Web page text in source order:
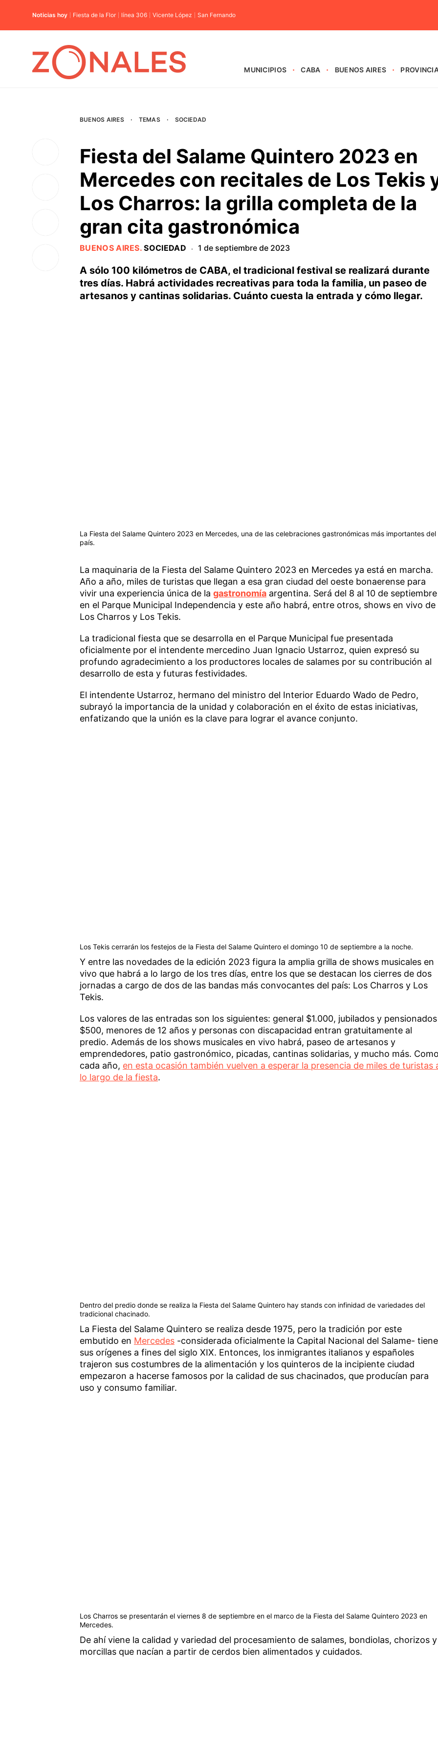
Noticias hoy Fiesta de la Flor línea 306 Vicente López San Fernando
MUNICIPIOS CABA BUENOS AIRES
BUENOS AIRES · TEMAS · SOCIEDAD
Fiesta del Salame Quintero 2023 en
Mercedes con recitales de Los Tekis
Los Charros: la grilla completa de la
gran cita gastronómica
BUENOS AIRES.SOCIEDAD · 1 de septiembre de 2023
A sólo 100 kilómetros de CABA, el tradicional festival se realizará durante
tres días. Habrá actividades recreativas para toda la familia, un paseo de
artesanos y cantinas solidarias. Cuánto cuesta la entrada y cómo llegar.
La Fiesta del Salame Quintero 2023 en Mercedes, una de las celebraciones gastronómicas más importantes del
país.
La maquinaria de la Fiesta del Salame Quintero 2023 en Mercedes ya está en marcha.
Año a año, miles de turistas que llegan a esa gran ciudad del oeste bonaerense para
vivir una experiencia única de la gastronomíaargentina. Será del 8 al 10 de septiembre
en el Parque Municipal Independencia y este año habrá, entre otros, shows en vivo de
Los Charros y Los Tekis.
La tradicional fiesta que se desarrolla en el Parque Municipal fue presentada
oficialmente por el intendente mercedino Juan Ignacio Ustarroz, quien expresó su
profundo agradecimiento a los productores locales de salames por su contribución al
desarrollo de esta y futuras festividades.
El intendente Ustarroz, hermano del ministro del Interior Eduardo Wado de Pedro,
subrayó la importancia de la unidad y colaboración en el éxito de estas iniciativas,
enfatizando que la unión es la clave para lograr el avance conjunto.
Los Tekis cerrarán los festejos de la Fiesta del Salame Quintero el domingo 10 de septiembre a la noche.
Y entre las novedades de la edición 2023 figura la amplia grilla de shows musicales en
vivo que habrá a lo largo de los tres días, entre los que se destacan los cierres de dos
jornadas a cargo de dos de las bandas más convocantes del país: Los Charros y Los
Tekis.
Los valores de las entradas son los siguientes: general $1.000, jubilados y pensionados
$500, menores de 12 años y personas con discapacidad entran gratuitamente al
predio. Además de los shows musicales en vivo habrá, paseo de artesanos y
emprendedores, patio gastronómico, picadas, cantinas solidarias, y mucho más.
cada año, en esta ocasión también vuelven a esperar la presencia de miles de turistas
lo largo de la fiesta.
Dentro del predio donde se realiza la Fiesta del Salame Quintero hay stands con infinidad de variedades del
tradicional chacinado.
La Fiesta del Salame Quintero se realiza desde 1975, pero la tradición por este
embutido en Mercedes-considerada oficialmente la Capital Nacional del Salame- tiene
sus orígenes a fines del siglo XIX. Entonces, los inmigrantes italianos y españoles
trajeron sus costumbres de la alimentación y los quinteros de la incipiente ciudad
empezaron a hacerse famosos por la calidad de sus chacinados, que producían para
uso y consumo familiar.
Los Charros se presentarán el viernes 8 de septiembre en el marco de la Fiesta del Salame Quintero 2023 en
Mercedes.
De ahí viene la calidad y variedad del procesamiento de salames, bondiolas, chorizos y
morcillas que nacían a partir de cerdos bien alimentados y cuidados.